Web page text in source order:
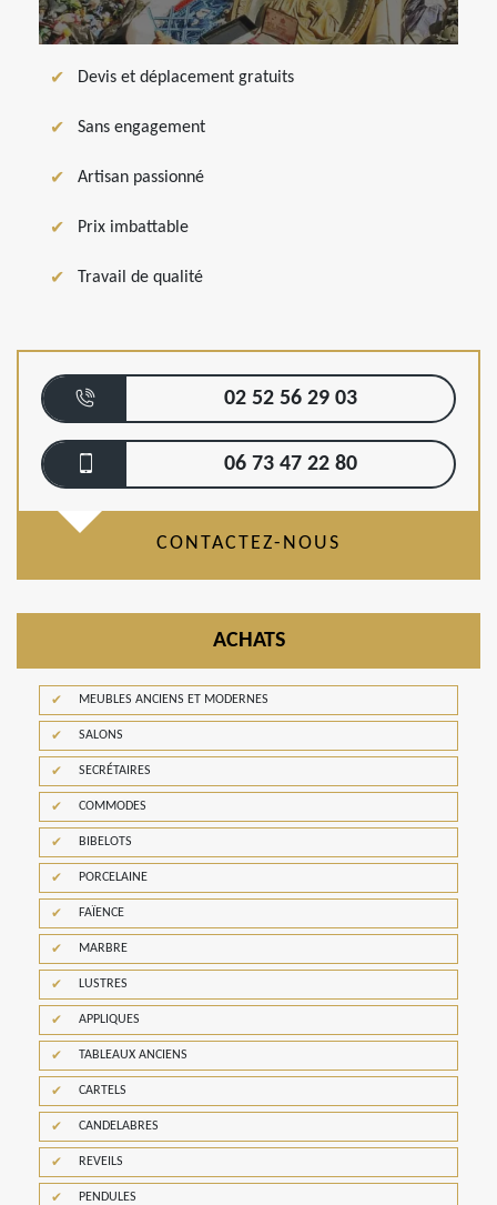
Devis et déplacement gratuits
Sans engagement
Artisan passionné
Prix imbattable
Travail de qualité
02 52 56 29 03
06 73 47 22 80
CONTACTEZ-NOUS
ACHATS
MEUBLES ANCIENS ET MODERNES
SALONS
SECRÉTAIRES
COMMODES
BIBELOTS
PORCELAINE
FAÏENCE
MARBRE
LUSTRES
APPLIQUES
TABLEAUX ANCIENS
CARTELS
CANDELABRES
REVEILS
PENDULES